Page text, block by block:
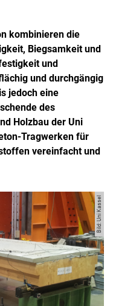
kombinieren die
Biegsamkeit und
und
und durchgängig
jedoch eine
des
Holzbau der Uni
Tragwerken für
vereinfacht und
Bild: Uni Kassel